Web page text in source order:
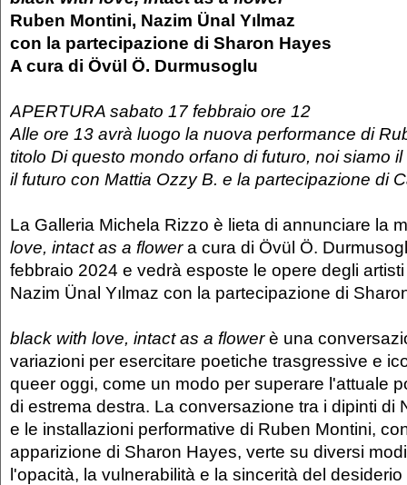
Ruben Montini, Nazim Ünal Yılmaz
con la partecipazione di Sharon Hayes
A cura di Övül Ö. Durmusoglu
APERTURA sabato 17 febbraio ore 12
Alle ore 13 avrà luogo la nuova performance di
titolo Di questo mondo orfano di futuro, noi siamo
il futuro con Mattia Ozzy B. e la partecipazione di
La Galleria Michela Rizzo è lieta di annunciare la
love, intact as a flowera cura di Övül Ö.
febbraio 2024 e vedrà esposte le opere degli
Nazim Ünal Yılmaz con la partecipazione di
black with love, intact as a flowerè una
variazioni per esercitare poetiche trasgressive e
queer oggi, come un modo per superare l'attuale
di estrema destra. La conversazione tra i dipinti di
e le installazioni performative di Ruben Montini,
apparizione di Sharon Hayes, verte su diversi
l'opacità, la vulnerabilità e la sincerità del